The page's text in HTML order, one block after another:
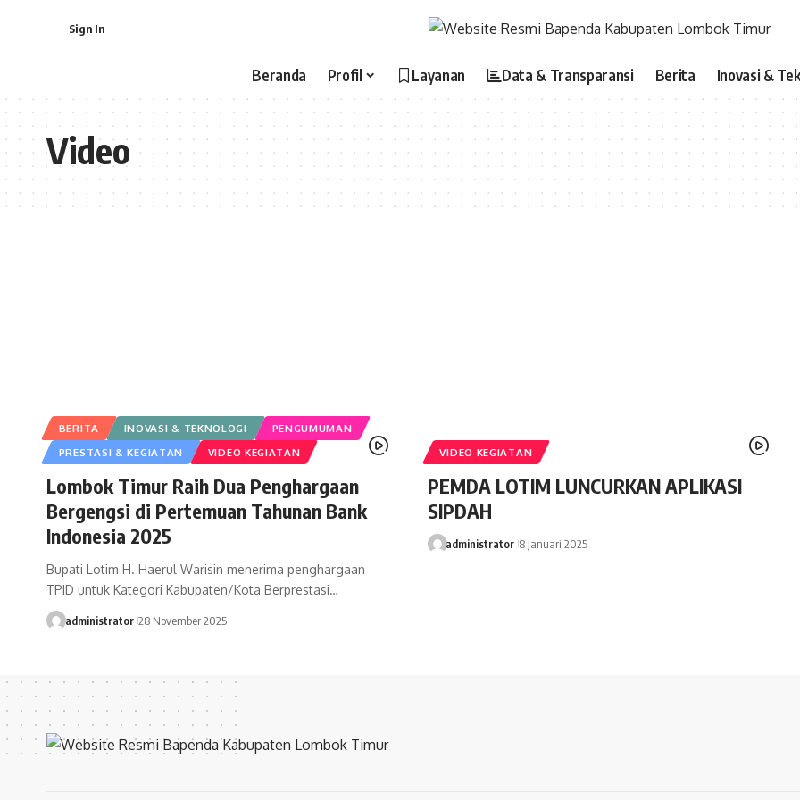
Sign In
Beranda Profil Layanan Data & Transparansi Berita Inovasi &
Video
BERITA INOVASI & TEKNOLOGI
PENGUMUMAN
PRESTASI & KEGIATAN
VIDEO KEGIATAN
Lombok Timur Raih Dua Penghargaan
Bergengsi di Pertemuan Tahunan Bank
Indonesia 2025
Bupati Lotim H. Haerul Warisin menerima penghargaan
TPID untuk Kategori Kabupaten/Kota Berprestasi…
administrator 28 November 2025
VIDEO KEGIATAN
PEMDA LOTIM LUNCURKAN APLIKASI
SIPDAH
administrator 8 Januari 2025